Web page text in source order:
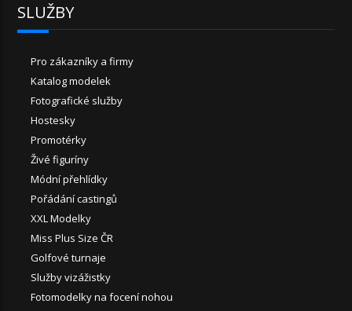
SLUŽBY
Pro zákazníky a firmy
Katalog modelek
Fotografické služby
Hostesky
Promotérky
Živé figuríny
Módní přehlídky
Pořádání castingů
XXL Modelky
Miss Plus Size ČR
Golfové turnaje
Služby vizážistky
Fotomodelky na focení nohou